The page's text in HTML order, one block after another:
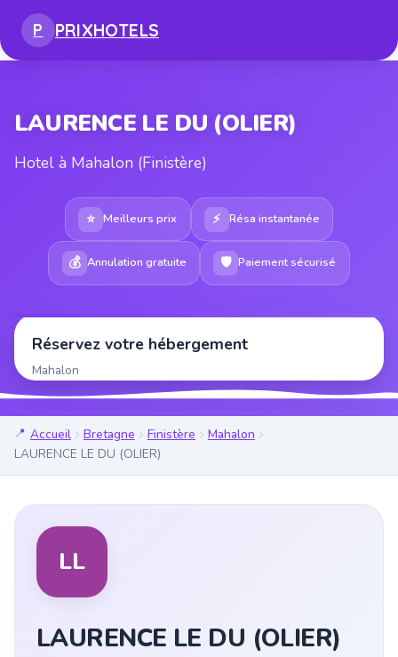
P PRIXHOTELS
LAURENCE LE DU (OLIER)
Hotel à Mahalon (Finistère)
⭐ Meilleurs prix ⚡ Résa instantanée
💰 Annulation gratuite 🛡 Paiement sécurisé
Réservez votre hébergement
Mahalon
Accueil Bretagne Finistère
Mahalon
LAURENCE LE DU (OLIER)
LL
LAURENCE LE DU (OLIER)